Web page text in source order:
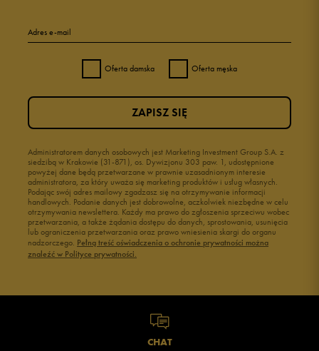
Adres e-mail
Oferta damska Oferta męska
Administratorem danych osobowych jest Marketing Investment Group S.A. z
siedzibą w Krakowie (31-871), os. Dywizjonu 303 paw. 1, udostępnione
powyżej dane będą przetwarzane w prawnie uzasadnionym interesie
administratora, za który uważa się marketing produktów i usług własnych.
Podając swój adres mailowy zgadzasz się na otrzymywanie informacji
handlowych. Podanie danych jest dobrowolne, aczkolwiek niezbędne w celu
otrzymywania newslettera. Każdy ma prawo do zgłoszenia sprzeciwu wobec
przetwarzania, a także żądania dostępu do danych, sprostowania, usunięcia
lub ograniczenia przetwarzania oraz prawo wniesienia skargi do organu
nadzorczego. Pełną treść oświadczenia o ochronie prywatności można
znaleźć w Polityce prywatności.
ZAPISZ SIĘ
CHAT